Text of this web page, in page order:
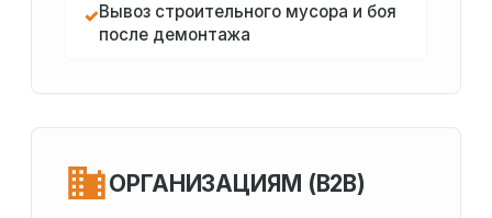
✓Вывоз строительного мусора и боя
после демонтажа
ОРГАНИЗАЦИЯМ (B2B)